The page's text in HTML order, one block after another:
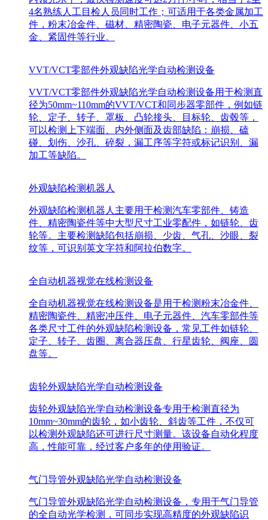
4名熟练人工目检人员同时工作；可适用于各类金属加工
件，粉末冶金件、磁材、精密陶瓷、电子元器件、小五
金、紧固件等行业。
VVT/VCT零部件外观缺陷光学自动检测设备
VVT/VCT零部件外观缺陷光学自动检测设备用于检测直
径为50mm~110mm的VVT/VCT和同步器零部件，例如链
轮、定子、转子、罩板、凸轮接头、目标轮、齿毂等，
可以检测上下端面、内外侧面及齿部缺陷：崩损、磕
碰、划伤、沙孔、碎裂，漏工序等字符或标记识别、漏
加工等缺陷。
外观缺陷检测机器人
外观缺陷检测机器人主要用于检测汽车零部件、铸造
件、精密陶瓷件等中大型尺寸工业零配件，如链轮、齿
轮等。主要检测缺陷包括崩损、少齿、气孔、沙眼、裂
纹等，可识别英文字符和阿拉伯数字。
全自动机器视觉在线检测设备
全自动机器视觉在线检测设备是用于检测粉末冶金件、
精密陶瓷件、精密冲压件、电子元器件、汽车零部件等
各类尺寸工件的外观缺陷检测设备，常见工件如链轮、
定子、转子、齿圈、离合器压盘、行星齿轮、阀座、圆
盘等。
齿轮外观缺陷光学自动检测设备
齿轮外观缺陷光学自动检测设备专用于检测直径为
10mm~30mm的齿轮，如小齿轮、斜齿等工件，不仅可
以检测外观缺陷还可进行尺寸测量。该设备自动化程度
高，性能可靠，经过客户多年的使用验证。
气门导管外观缺陷光学自动检测设备
气门导管外观缺陷光学自动检测设备，专用于气门导管
的全自动光学检测，可同步实现高精度的外观缺陷识